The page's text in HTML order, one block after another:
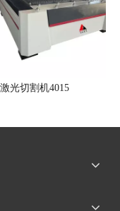
接机（风冷）